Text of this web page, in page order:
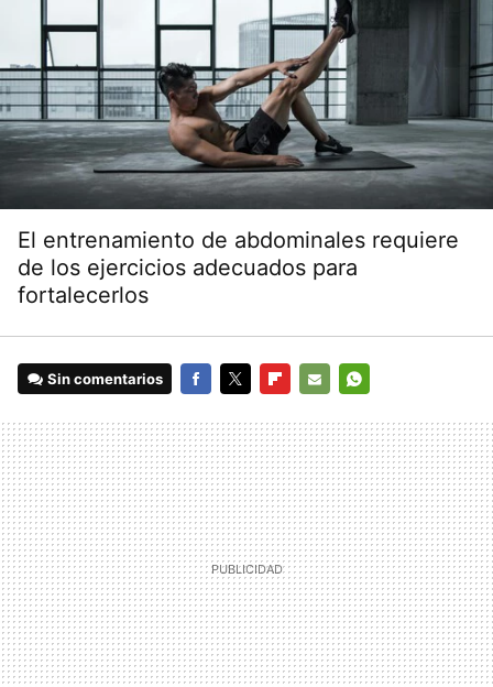
El entrenamiento de abdominales requiere
de los ejercicios adecuados para
fortalecerlos
Sin comentarios
MAIL